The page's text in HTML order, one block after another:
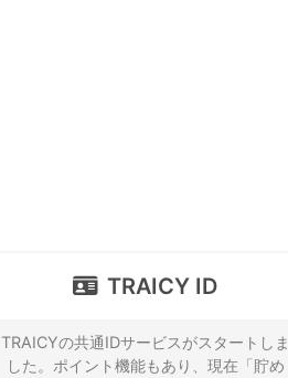
TRAICY ID
TRAICYの共通IDサービスがスタートしま
した。ポイント機能もあり、現在「貯め